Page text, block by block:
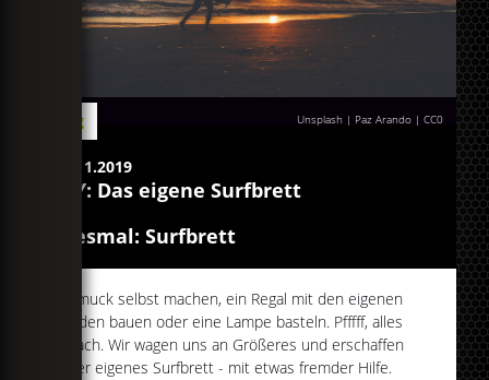
Unsplash | Paz Arando |CC0
Blog
29.11.2019
DIY: Das eigene Surfbrett
Diesmal: Surfbrett
Schmuck selbst machen, ein Regal mit den eigenen
Händen bauen oder eine Lampe basteln. Pfffff, alles
einfach. Wir wagen uns an Größeres und erschaffen
unser eigenes Surfbrett - mit etwas fremder Hilfe.